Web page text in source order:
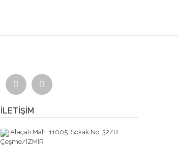
İLETİŞİM
Alaçatı Mah. 11005. Sokak No: 32/B
Çeşme/İZMİR